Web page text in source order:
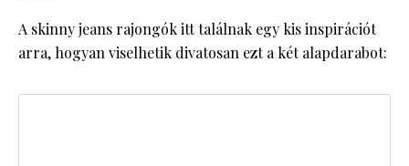
A skinny jeans rajongók itt találnak egy kis inspirációt
arra, hogyan viselhetik divatosan ezt a két alapdarabot: